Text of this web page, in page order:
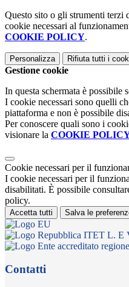
Questo sito o gli strumenti terzi
cookie necessari al
COOKIE POLICY.
Personalizza Rifiuta tutti i
Gestione cookie
In questa schermata è possibile
I cookie necessari sono quelli
piattaforma e non è possibile
Per conoscere quali sono i
visionare la COOKIE
Cookie necessari per il
I cookie necessari per il
disabilitati. È possibile
policy.
Accetta tutti Salva le
ITET L. E
Contatti